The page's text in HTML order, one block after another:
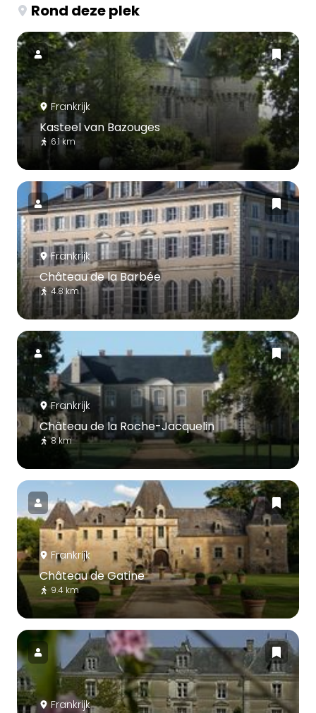
Rond deze plek
Frankrijk
Kasteel van Bazouges
6.1 km
Frankrijk
Château de la Barbée
4.8 km
Frankrijk
Château de la Roche-Jacquelin
8 km
Frankrijk
Château de Gatine
9.4 km
Frankrijk